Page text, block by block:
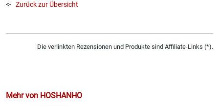
<- Zurück zur Übersicht
Die verlinkten Rezensionen und Produkte sind Affiliate-Links (*).
Mehr von HOSHANHO